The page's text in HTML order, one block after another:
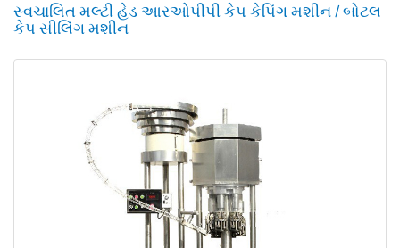
સ્વચાલિત મલ્ટી હેડ આરઓપીપી કેપ કેપિંગ મશીન / બોટલ
કેપ સીલિંગ મશીન